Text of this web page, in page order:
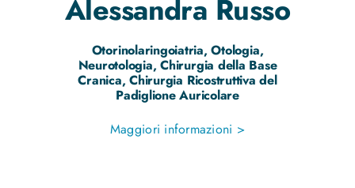
Alessandra Russo
Otorinolaringoiatria, Otologia,
Neurotologia, Chirurgia della Base
Cranica, Chirurgia Ricostruttiva del
Padiglione Auricolare
Maggiori informazioni >